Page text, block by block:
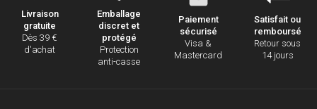
Livraison
gratuite
Dès 39 €
d'achat
Emballage
discret et
protégé
Protection
anti-casse
Paiement
sécurisé
Visa &
Mastercard
Satisfait ou
remboursé
Retour sous
14 jours